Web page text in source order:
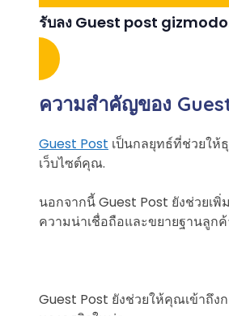
รับลง Guest post
ความสำคัญของ
Guest Post เป็นกลยุทธ์ที่ช่วยให้
เว็บไซต์คุณ.
นอกจากนี้ Guest Post ยังช่วยเ
ความน่าเชื่อถือและขยายฐานลูกค้
Guest Post ยังช่วยให้คุณเข้าถึ